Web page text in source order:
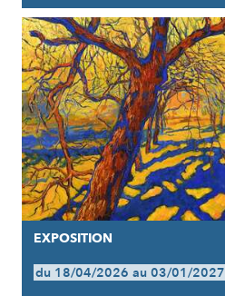
EXPOSITION
du 18/04/2026 au 03/01/2027